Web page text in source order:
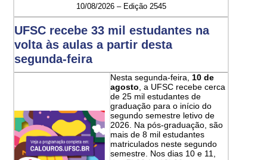
10/08/2026 – Edição 2545
UFSC recebe 33 mil estudantes na
volta às aulas a partir desta
segunda-feira
Nesta segunda-feira, 10 de
agosto , a UFSC recebe cerca
de 25 mil estudantes de
graduação para o início do
segundo semestre letivo de
2026. Na pós-graduação, são
mais de 8 mil estudantes
matriculados neste segundo
semestre. Nos dias 10 e 11,